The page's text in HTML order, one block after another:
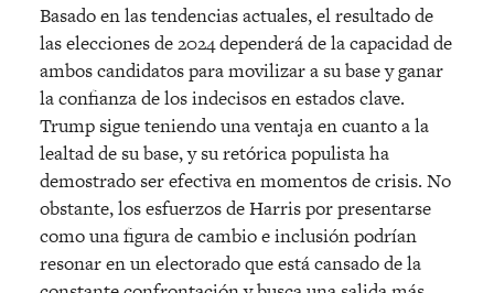
Basado en las tendencias actuales, el resultado de
las elecciones de 2024 dependerá de la capacidad de
ambos candidatos para movilizar a su base y ganar
la confianza de los indecisos en estados clave.
Trump sigue teniendo una ventaja en cuanto a la
lealtad de su base, y su retórica populista ha
demostrado ser efectiva en momentos de crisis. No
obstante, los esfuerzos de Harris por presentarse
como una figura de cambio e inclusión podrían
resonar en un electorado que está cansado de la